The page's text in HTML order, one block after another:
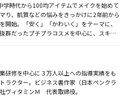
学時代から100均アイテムでメイクを始めて
り、肌質などの悩みをきっかけに2年前から
開始。「安く」「かわいく」をテーマに、
群だったプチプラコスメを中心に、スキン
研修を中心に３万人以上への指導実績をも
ラクター。ビジネス書作家（日本ペンクラ
ヴィタミンＭ 代表取締役。